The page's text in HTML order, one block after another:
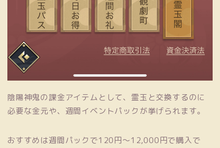
陰陽神鬼の課金アイテムとして、霊玉と交換するのに
必要な金元や、週間イベントパックが挙げられます。
おすすめは週間パックで120円〜12,000円で購入で